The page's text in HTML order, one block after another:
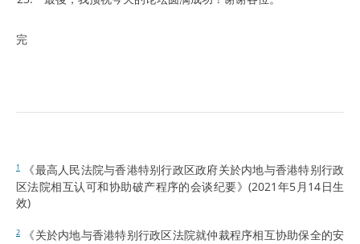
完
1
《最高人民法院与香港特别行政区政府关於内地与香港特别行政
区法院相互认可和协助破产程序的会谈纪要》(2021年5月14日生
效)
2
《关於内地与香港特别行政区法院就仲裁程序相互协助保全的安